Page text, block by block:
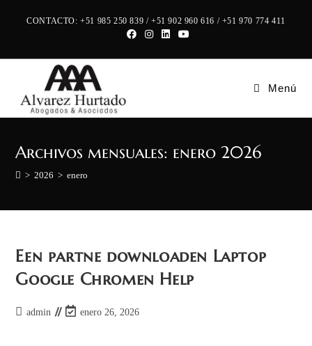
CONTACTO: +51 985 250 839 / +51 902 960 616 / +51 970 774 411
Menú
Archivos mensuales: enero 2026
> 2026 > enero
Een partne downloaden Laptop
Google Chromen Help
Autor
admin
Últimaenero 26, 2026